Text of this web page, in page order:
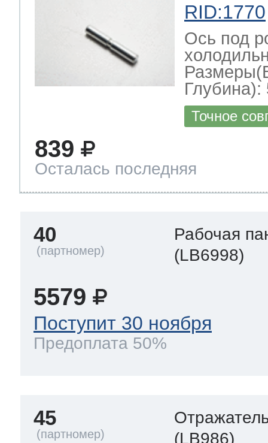
RID:1770
Ось под
Глубина):
Точное
839
Осталась последняя
40
Рабочая
(LB6998)
5579
Поступит 30 ноября
Предоплата 50%
45
(LB986)